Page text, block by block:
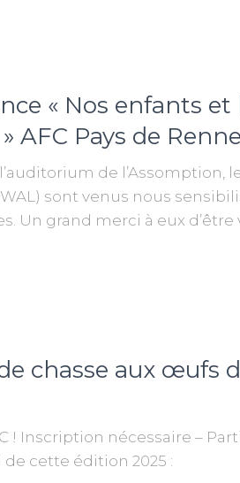
« Nos enfants
AFC Pays de
de l’Assomption,
sont venus nous
Un grand merci à eux d’être
chasse aux œufs
! Inscription nécessaire –
cette édition 2025 :